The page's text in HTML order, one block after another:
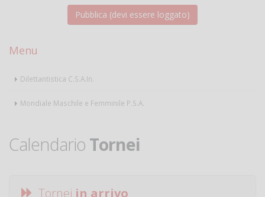
Menu
Dilettantistica C.S.A.In.
Mondiale Maschile e Femminile P.S.A.
Calendario Tornei
Tornei in arrivo